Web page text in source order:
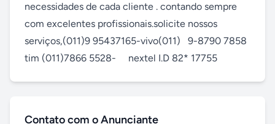
necessidades de cada cliente . contando sempre
com excelentes profissionais.solicite nossos
serviços,(011)9 95437165-vivo(011)   9-8790 7858
tim (011)7866 5528-     nextel I.D 82* 17755
Contato com o Anunciante